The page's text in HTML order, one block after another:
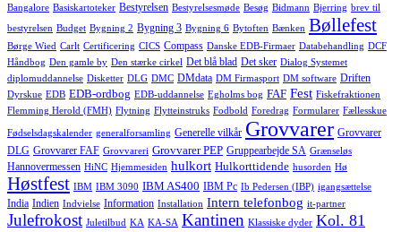
Bangalore Basiskartoteker Bestyrelsen Bestyrelsesmøde Besøg Bidmann Bjerring brev til
bestyrelsen Budget Bygning 2 Bygning 3 Bygning 6 Bytoften Bænken Bøllefest
Børge Wied Carlt Certificering CICS Compass Danske EDB-Firmaer Databehandling DCF
Håndbog Den gamle by Den stærke cirkel Det blå blad Det sker Dialog Systemet
diplomuddannelse Disketter DLG DMC DMdata DM Firmasport DM software Driften
Dyrskue EDB EDB-ordbog EDB-uddannelse Egholms bog FAF Fest Fiskefraktionen
Flemming Herold (FMH) Flytning Flytteinstruks Fodbold Foredrag Formularer Fællesskue
Fødselsdagskalender generalforsamling Generelle vilkår Grovvarer Grovvarer
DLG Grovvarer FAF Grovvareri Grovvarer PEP Gruppearbejde SA Grænseløs
Hannovermessen HiNC Hjemmesiden hulkort Hulkorttidende husorden Hø
Høstfest IBM IBM 3090 IBM AS400 IBM Pc Ib Pedersen (IBP) igangsættelse
India Indien Indvielse Information Installation Intern telefonbog it-partner
Julefrokost Juletilbud KA KA-SA Kantinen Klassiske dyder Kol. 81